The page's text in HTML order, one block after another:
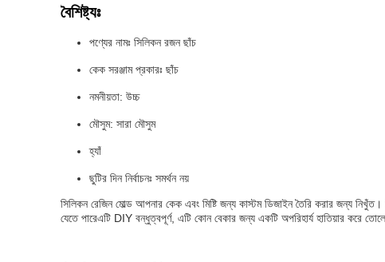
বৈশিষ্ট্যঃ
পণ্যের নামঃ সিলিকন রজন ছাঁচ
কেক সরঞ্জাম প্রকারঃ ছাঁচ
নমনীয়তা: উচ্চ
মৌসুম: সারা মৌসুম
হ্যাঁ
ছুটির দিন নির্বাচনঃ সমর্থন নয়
সিলিকন রেজিন মোল্ড আপনার কেক এবং মিষ্টি জন্য কাস্টম ডিজাইন তৈরি করার জন্য
যেতে পারেএটি DIY বন্ধুত্বপূর্ণ, এটি কোন বেকার জন্য একটি অপরিহার্য হাতিয়ার করে